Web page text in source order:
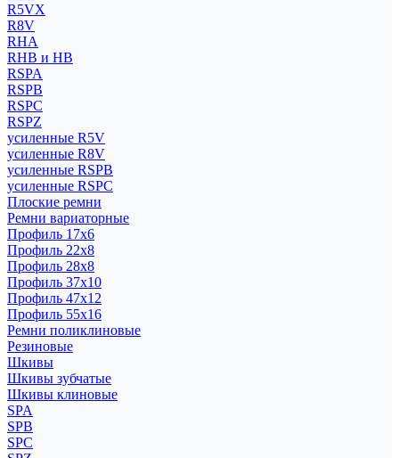
R5VX
R8V
RHA
RHB и HB
RSPA
RSPB
RSPC
RSPZ
усиленные R5V
усиленные R8V
усиленные RSPB
усиленные RSPC
Плоские ремни
Ремни вариаторные
Профиль 17x6
Профиль 22x8
Профиль 28x8
Профиль 37x10
Профиль 47x12
Профиль 55x16
Ремни поликлиновые
Резиновые
Шкивы
Шкивы зубчатые
Шкивы клиновые
SPA
SPB
SPC